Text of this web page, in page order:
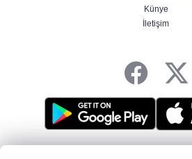
Künye
İletişim